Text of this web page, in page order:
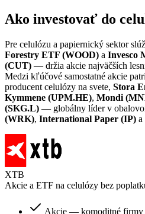
Ako investovať do
Pre celulózu a papiernický sektor
Forestry ETF (WOOD) a Invesco
(CUT) — držia akcie najväčších
Medzi kľúčové samostatné akcie
producent celulózy na svete, Stora
Kymmene (UPM.HE), Mondi
(SKG.L) — globálny líder v
(WRK), International Paper (IP) a
XTB
Akcie a ETF na celulózy bez
Akcie — komoditné